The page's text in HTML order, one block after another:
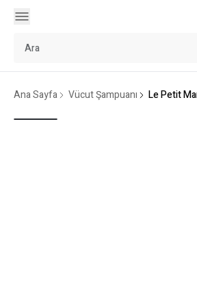
Ana Sayfa Vücut Şampuanı Le Petit